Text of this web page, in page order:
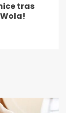
tras